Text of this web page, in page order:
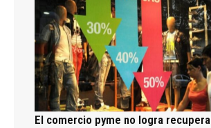
El comercio pyme no logra